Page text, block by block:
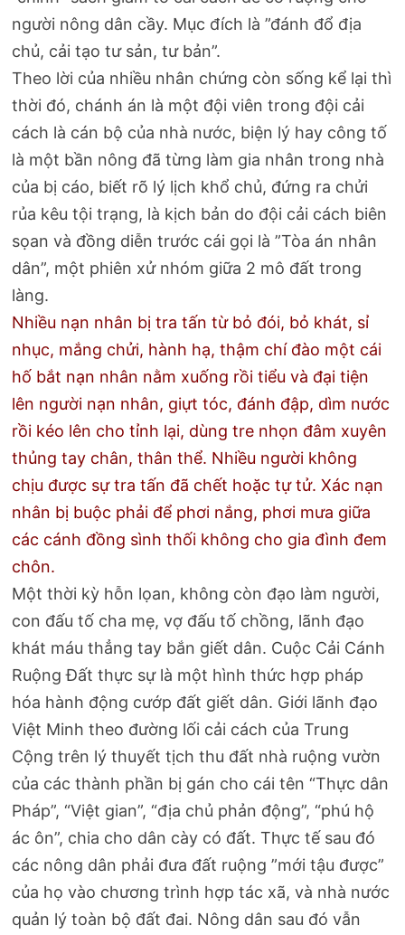
người nông dân cầy. Mục đích là ”đánh đổ địa
chủ, cải tạo tư sản, tư bản”.
Theo lời của nhiều nhân chứng còn sống kể lại thì
thời đó, chánh án là một đội viên trong đội cải
cách là cán bộ của nhà nước, biện lý hay công tố
là một bần nông đã từng làm gia nhân trong nhà
của bị cáo, biết rõ lý lịch khổ chủ, đứng ra chửi
rủa kêu tội trạng, là kịch bản do đội cải cách biên
sọan và đồng diễn trước cái gọi là ”Tòa án nhân
dân”, một phiên xử nhóm giữa 2 mô đất trong
làng.
Nhiều nạn nhân bị tra tấn từ bỏ đói, bỏ khát, sỉ
nhục, mắng chửi, hành hạ, thậm chí đào một cái
hố bắt nạn nhân nằm xuống rồi tiểu và đại tiện
lên người nạn nhân, giựt tóc, đánh đập, dìm nước
rồi kéo lên cho tỉnh lại, dùng tre nhọn đâm xuyên
thủng tay chân, thân thể. Nhiều người không
chịu được sự tra tấn đã chết hoặc tự tử. Xác nạn
nhân bị buộc phải để phơi nắng, phơi mưa giữa
các cánh đồng sình thối không cho gia đình đem
chôn.
Một thời kỳ hỗn lọan, không còn đạo làm người,
con đấu tố cha mẹ, vợ đấu tố chồng, lãnh đạo
khát máu thẳng tay bắn giết dân. Cuộc Cải Cánh
Ruộng Đất thực sự là một hình thức hợp pháp
hóa hành động cướp đất giết dân. Giới lãnh đạo
Việt Minh theo đường lối cải cách của Trung
Cộng trên lý thuyết tịch thu đất nhà ruộng vườn
của các thành phần bị gán cho cái tên “Thực dân
Pháp”, “Việt gian”, “địa chủ phản động”, “phú hộ
ác ôn”, chia cho dân cày có đất. Thực tế sau đó
các nông dân phải đưa đất ruộng ”mới tậu được”
của họ vào chương trình hợp tác xã, và nhà nước
quản lý toàn bộ đất đai. Nông dân sau đó vẫn